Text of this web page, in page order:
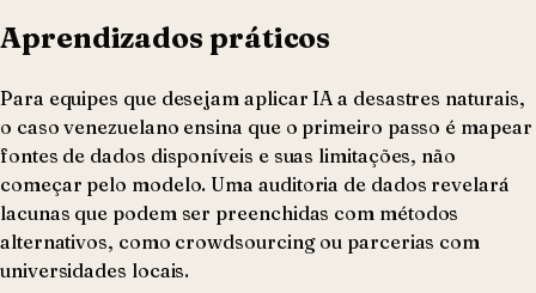
Aprendizados práticos
Para equipes que desejam aplicar IA a desastres naturais,
o caso venezuelano ensina que o primeiro passo é mapear
fontes de dados disponíveis e suas limitações, não
começar pelo modelo. Uma auditoria de dados revelará
lacunas que podem ser preenchidas com métodos
alternativos, como crowdsourcing ou parcerias com
universidades locais.